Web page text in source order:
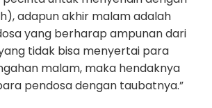
adapun akhir malam adalah
yang berharap ampunan dari
tidak bisa menyertai para
malam, maka hendaknya
pendosa dengan taubatnya.”